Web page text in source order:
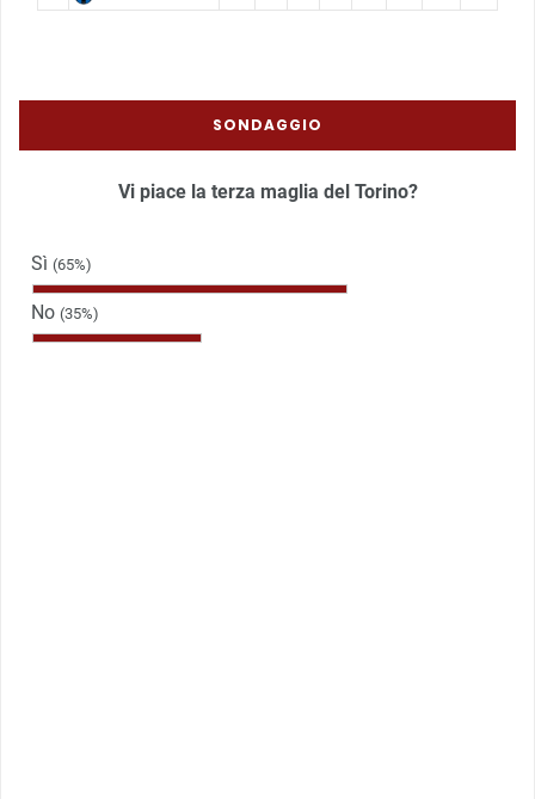
SONDAGGIO
Vi piace la terza maglia del Torino?
Sì (65%)
No (35%)